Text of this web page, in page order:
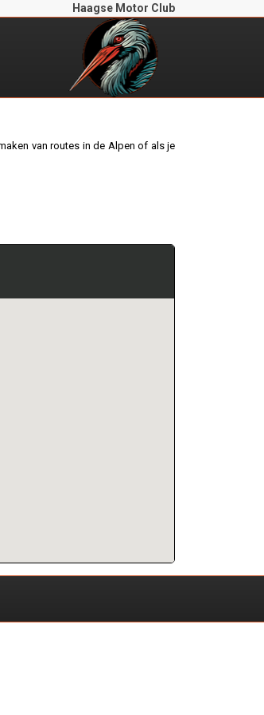
Haagse Motor Club
van routes in de Alpen of als je